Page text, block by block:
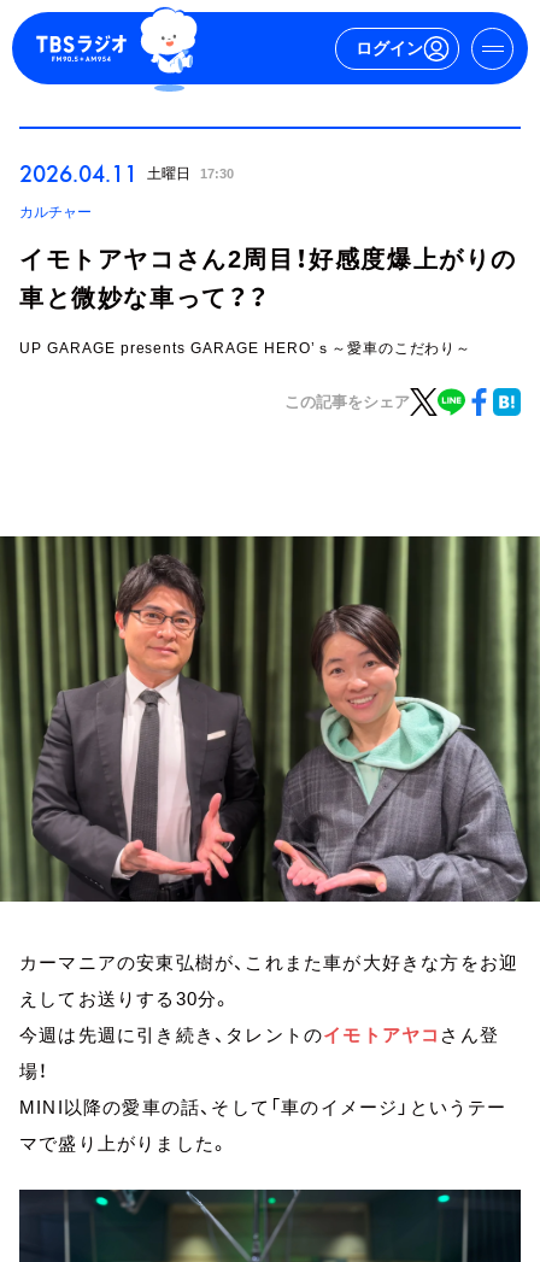
ログイン
お知らせ
イベント・グッズ
YouTube
会社情報
2026.04.11 土曜日 17:30
カルチャー
イモトアヤコさん2周目！好感度爆上がりの
車と微妙な車って？？
UP GARAGE presents GARAGE HERO’ｓ～愛車のこだわり～
この記事をシェア
カーマニアの安東弘樹が、これまた車が大好きな方をお迎
えしてお送りする30分。
今週は先週に引き続き、タレントのイモトアヤコ さん登
場！
MINI以降の愛車の話、そして「車のイメージ」というテー
マで盛り上がりました。